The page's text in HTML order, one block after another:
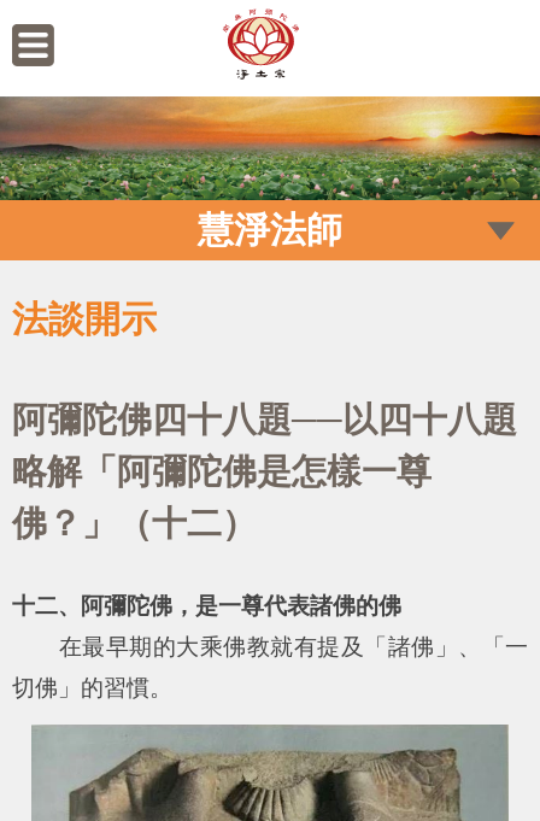
慧淨法師
法談開示
阿彌陀佛四十八題──以四十八題
略解「阿彌陀佛是怎樣一尊
佛？」（十二）
十二、阿彌陀佛，是一尊代表諸佛的佛
在最早期的大乘佛教就有提及「諸佛」、「一
切佛」的習慣。